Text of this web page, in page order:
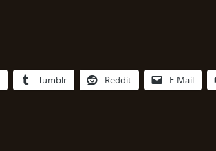
Tumblr Reddit E-Mail